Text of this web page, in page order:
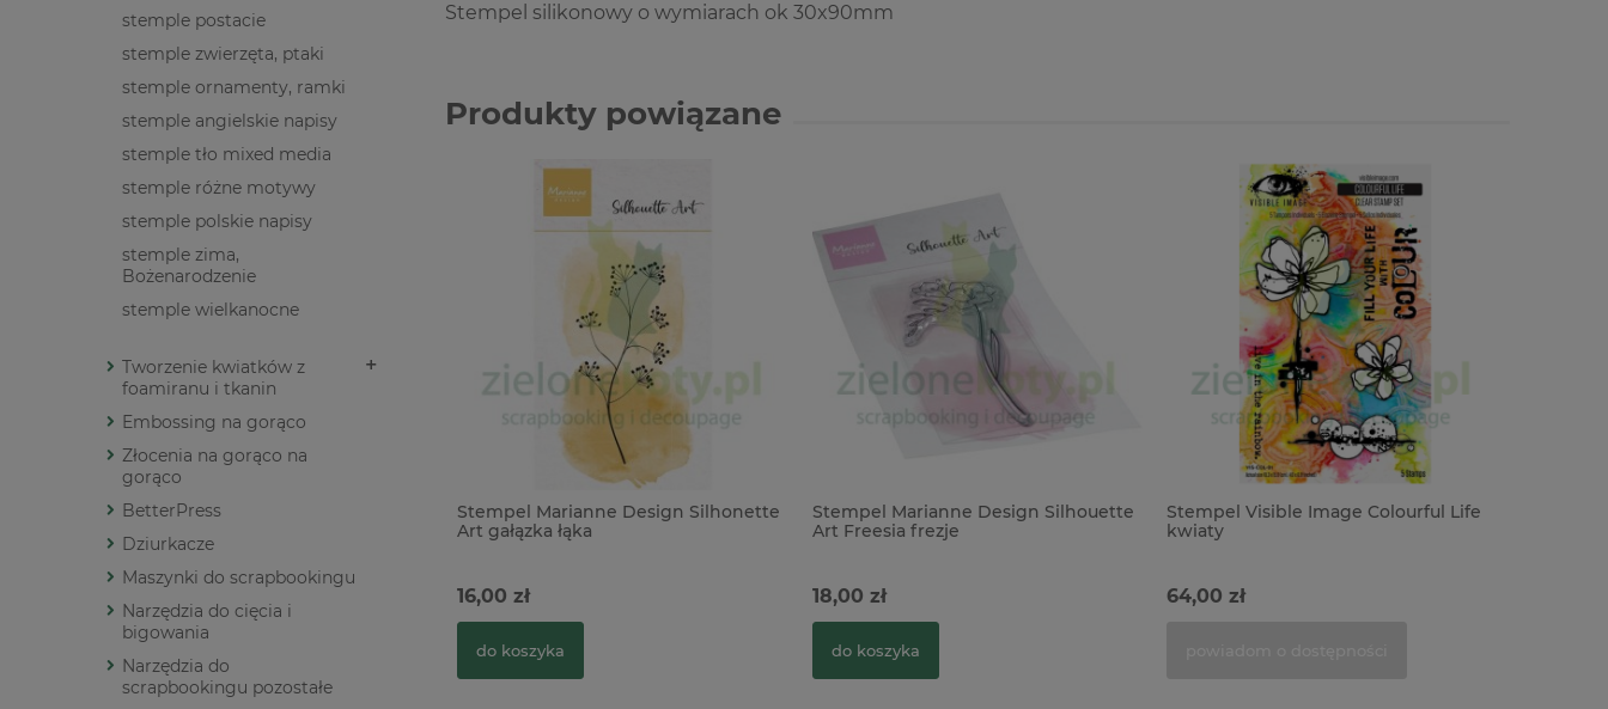
stemple postacie
stemple zwierzęta, ptaki
stemple ornamenty, ramki
stemple angielskie napisy
stemple tło mixed media
stemple różne motywy
stemple polskie napisy
stemple zima,
Bożenarodzenie
stemple wielkanocne
Tworzenie kwiatków z
foamiranu i tkanin
Embossing na gorąco
Złocenia na gorąco na
gorąco
BetterPress
Dziurkacze
Maszynki do scrapbookingu
Narzędzia do cięcia i
bigowania
Narzędzia do
scrapbookingu pozostałe
Stempel silikonowy o wymiarach ok 30x90mm
Produkty powiązane
Stempel Marianne Design Silhonette
Art gałązka łąka
16,00 zł
do koszyka
Stempel Marianne Design Silhouette
Art Freesia frezje
18,00 zł
do koszyka
Stempel Visible Image Colourful Life
kwiaty
64,00 zł